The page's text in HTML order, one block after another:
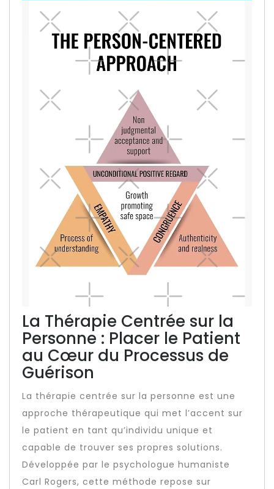
La Thérapie Centrée sur la
Personne : Placer le Patient
au Cœur du Processus de
Guérison
La thérapie centrée sur la personne est une
approche thérapeutique qui met l’accent sur
le patient en tant qu’individu unique et
capable de trouver ses propres solutions.
Développée par le psychologue humaniste
Carl Rogers, cette méthode repose sur